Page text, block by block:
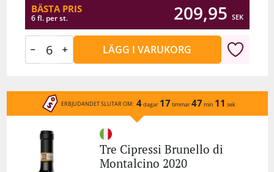
BÄSTA PRIS
6 fl. per st. 209,95 SEK
LÄGG I VARUKORG
ERBJUDANDET SLUTAR OM: 4dagar 17 timmar47 min 11 sek
Tre Cipressi Brunello di
Montalcino 2020